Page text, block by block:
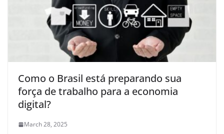
Como o Brasil está preparando sua
força de trabalho para a economia
digital?
March 28, 2025